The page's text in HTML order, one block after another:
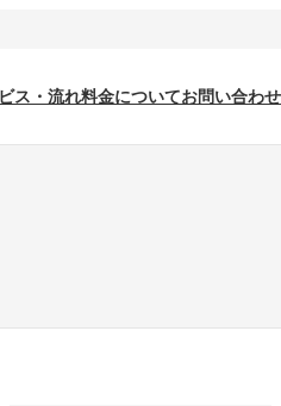
ス・流れ料金についてお問い合わせ